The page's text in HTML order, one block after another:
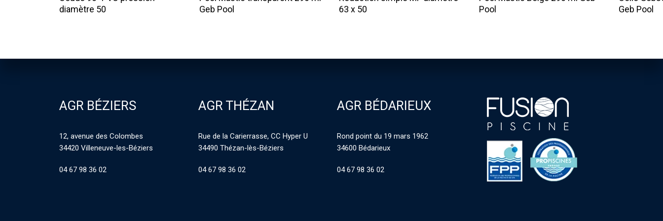
diamètre 50
Geb Pool
63 x 50
Pool
Geb Pool
AGR BÉZIERS
12, avenue des Colombes
34420 Villeneuve-les-Béziers
04 67 98 36 02
AGR THÉZAN
Rue de la Carierrasse, CC Hyper U
34490 Thézan-lès-Béziers
04 67 98 36 02
AGR BÉDARIEUX
Rond point du 19 mars 1962
34600 Bédarieux
04 67 98 36 02